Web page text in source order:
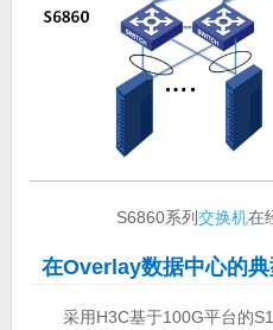
S6860系列交换机在
在Overlay数据中心的典
采用H3C基于100G平台的